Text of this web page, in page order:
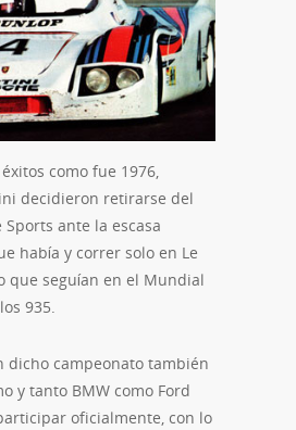
como fue 1976,
decidieron retirarse del
ante la escasa
había y correr solo en Le
que seguían en el Mundial
935.
dicho campeonato también
y tanto BMW como Ford
oficialmente, con lo